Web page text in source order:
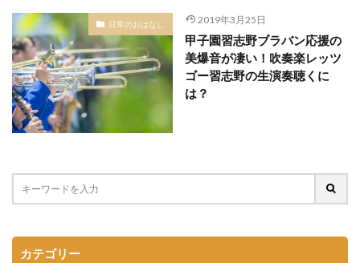
日常のおはなし 2019年3月25日
甲子園習志野ブラバン応援の
美爆音が凄い！吹奏楽レッツ
ゴー習志野の生演奏聴くに
は？
カテゴリー